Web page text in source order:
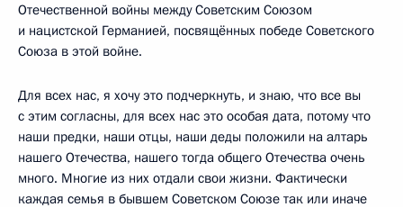
Отечественной войны между Советским Союзом
и нацистской Германией, посвящённых победе Советского
Союза в этой войне.
Для всех нас, я хочу это подчеркнуть, и знаю, что все вы
с этим согласны, для всех нас это особая дата, потому что
наши предки, наши отцы, наши деды положили на алтарь
нашего Отечества, нашего тогда общего Отечества очень
много. Многие из них отдали свои жизни. Фактически
каждая семья в бывшем Советском Союзе так или иначе